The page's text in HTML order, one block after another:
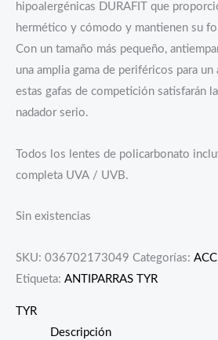
hipoalergénicas DURAFIT que
hermético y cómodo y mantienen su
Con un tamaño más pequeño,
una amplia gama de periféricos para
estas gafas de competición satisfarán
nadador serio.
Todos los lentes de policarbonato
completa UVA / UVB.
Sin existencias
SKU: 036702173049 Categorías:
Etiqueta: ANTIPARRAS TYR
TYR
Descripción